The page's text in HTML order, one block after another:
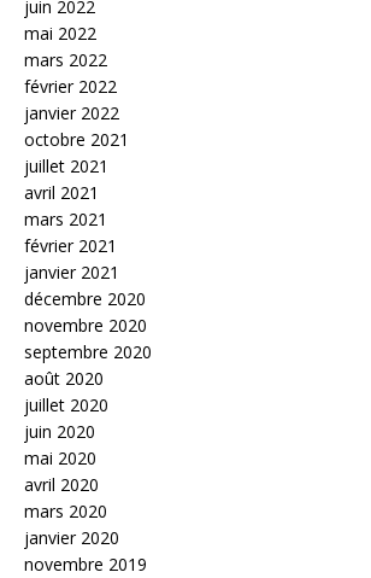
juin 2022
mai 2022
mars 2022
février 2022
janvier 2022
octobre 2021
juillet 2021
avril 2021
mars 2021
février 2021
janvier 2021
décembre 2020
novembre 2020
septembre 2020
août 2020
juillet 2020
juin 2020
mai 2020
avril 2020
mars 2020
janvier 2020
novembre 2019